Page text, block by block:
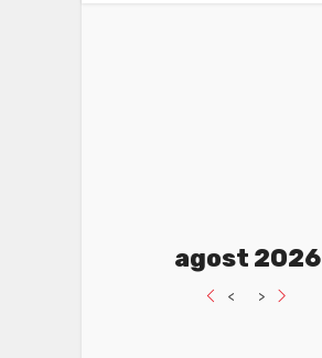
<
agost 2026
>